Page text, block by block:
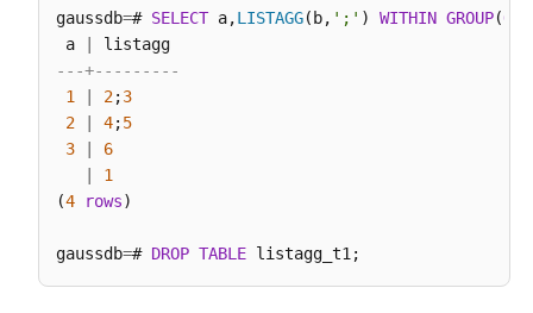
数
和
址
函
gaussdb=# SELECT a,LISTAGG(b, ';' ) WITHIN GROUP(
a
---+---------
1
2;3
2
4;5
3
6
1
(4 rows)
gaussdb=# DROP TABLE